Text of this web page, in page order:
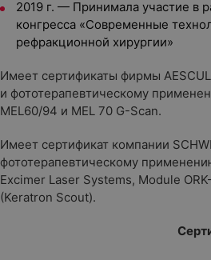
2019 г. — Принимала участие в
конгресса «Современные
рефракционной хирургии»
Имеет сертификаты фирмы
и фототерапевтическому
MEL60/94 и MEL 70 G-Scan.
Имеет сертификат компании
фототерапевтическому
Excimer Laser Systems, Module
(Keratron Scout).